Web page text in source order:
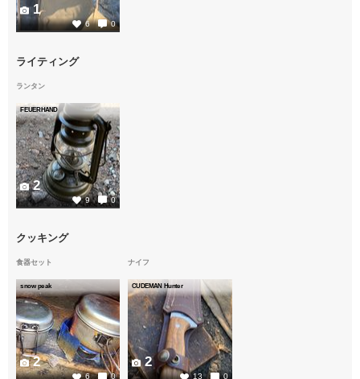
6 0
1
ライティング
ランタン
FEUERHAND
9 0
2
クッキング
食器セット
snow peak
6 0
2
ナイフ
CUDEMAN Hunter
13 0
2